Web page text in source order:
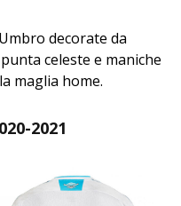
decorate da
celeste e maniche
maglia home.
2021